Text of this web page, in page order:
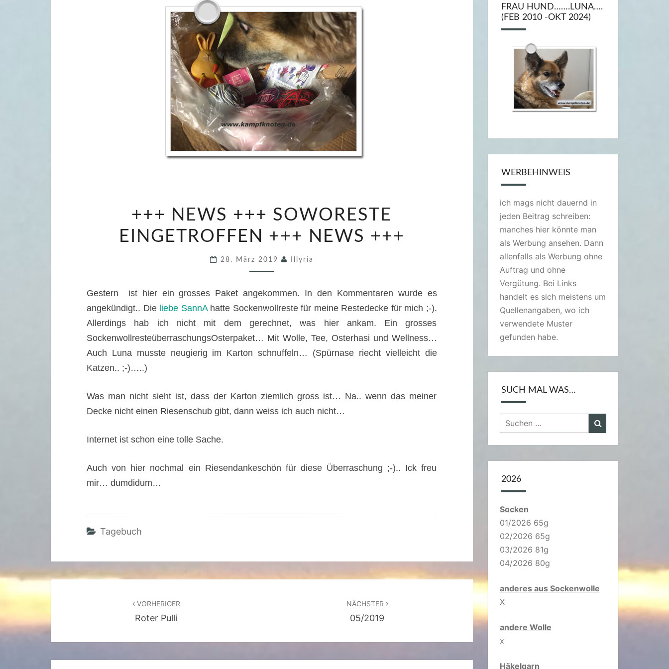
+
E
S
+
+
+
S
O
R
E
N
T
+++ NEWS +++ SOWORESTE
EINGETROFFEN +++ NEWS +++
28. März 2019 Illyria
Gestern ist hier ein grosses Paket angekommen. In den Kommentaren wurde es
angekündigt.. Die liebe SannAhatte Sockenwollreste für meine Restedecke für mich ;-).
Allerdings hab ich nicht mit dem gerechnet, was hier ankam. Ein grosses
SockenwollresteüberraschungsOsterpaket… Mit Wolle, Tee, Osterhasi und Wellness…
Auch Luna musste neugierig im Karton schnuffeln… (Spürnase riecht vielleicht die
Katzen.. ;-)…..)
Was man nicht sieht ist, dass der Karton ziemlich gross ist… Na.. wenn das meiner
Decke nicht einen Riesenschub gibt, dann weiss ich auch nicht…
Internet ist schon eine tolle Sache.
Auch von hier nochmal ein Riesendankeschön für diese Überraschung ;-).. Ick freu
mir… dumdidum…
Tagebuch
Beitragsnavigation
VORHERIGER
Roter Pulli
NÄCHSTER
05/2019
FRAU HUND…….LUNA….
(FEB 2010 -OKT 2024)
WERBEHINWEIS
ich mags nicht dauernd in
jeden Beitrag schreiben:
manches hier könnte man
als Werbung ansehen. Dann
allenfalls als Werbung ohne
Auftrag und ohne
Vergütung. Bei Links
handelt es sich meistens um
Quellenangaben, wo ich
verwendete Muster
gefunden habe.
SUCH MAL WAS…
Suchen
nach:
2026
Socken
01/2026 65g
02/2026 65g
03/2026 81g
04/2026 80g
anderes aus Sockenwolle
X
andere Wolle
x
Häkelgarn